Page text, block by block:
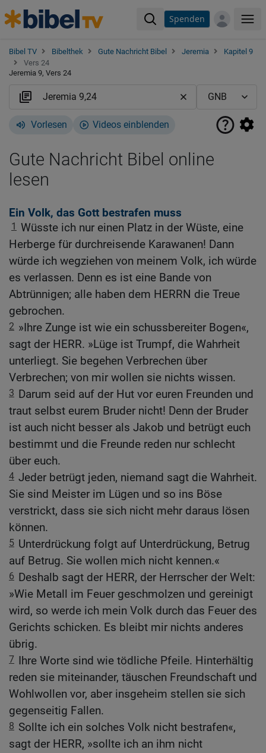
Spenden
Bibel TV Bibelthek Gute Nachricht Bibel Jeremia
Kapitel 9
Vers 24
Jeremia 9, Vers 24
Vorlesen Videos einblenden
Gute Nachricht Bibel online
lesen
Ein Volk, das Gott bestrafen muss
1 Wüsste ich nur einen Platz in der Wüste, eine
Herberge für durchreisende Karawanen! Dann
würde ich wegziehen von meinem Volk, ich würde
es verlassen. Denn es ist eine Bande von
Abtrünnigen; alle haben dem HERRN die Treue
gebrochen.
2 »Ihre Zunge ist wie ein schussbereiter Bogen«,
sagt der HERR. »Lüge ist Trumpf, die Wahrheit
unterliegt. Sie begehen Verbrechen über
Verbrechen; von mir wollen sie nichts wissen.
3 Darum seid auf der Hut vor euren Freunden und
traut selbst eurem Bruder nicht! Denn der Bruder
ist auch nicht besser als Jakob und betrügt euch
bestimmt und die Freunde reden nur schlecht
über euch.
4 Jeder betrügt jeden, niemand sagt die Wahrheit.
Sie sind Meister im Lügen und so ins Böse
verstrickt, dass sie sich nicht mehr daraus lösen
können.
5 Unterdrückung folgt auf Unterdrückung, Betrug
auf Betrug. Sie wollen mich nicht kennen.«
6 Deshalb sagt der HERR, der Herrscher der Welt:
»Wie Metall im Feuer geschmolzen und gereinigt
wird, so werde ich mein Volk durch das Feuer des
Gerichts schicken. Es bleibt mir nichts anderes
übrig.
7 Ihre Worte sind wie tödliche Pfeile. Hinterhältig
reden sie miteinander, täuschen Freundschaft und
Wohlwollen vor, aber insgeheim stellen sie sich
gegenseitig Fallen.
8 Sollte ich ein solches Volk nicht bestrafen«,
sagt der HERR, »sollte ich an ihm nicht